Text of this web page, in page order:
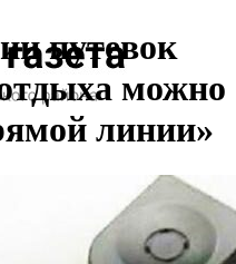
путевок
можно
линии»